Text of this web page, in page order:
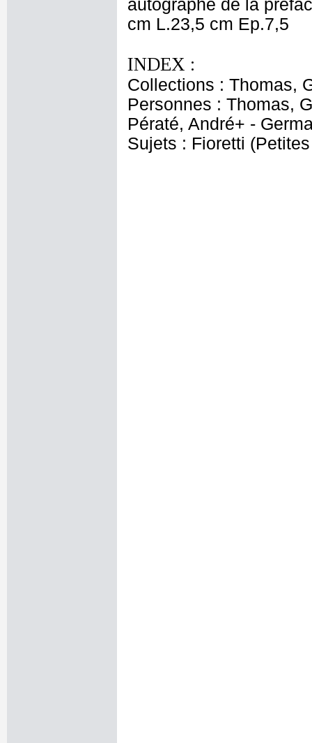
autographe de la
cm L.23,5 cm Ep.7,5
INDEX :
Collections : Thomas,
Personnes : Thomas,
Pératé, André+ -
Sujets : Fioretti